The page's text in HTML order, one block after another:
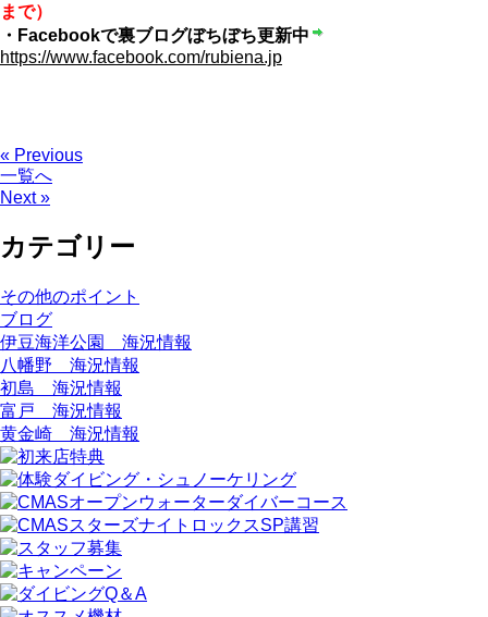
まで）
・Facebookで裏ブログぼちぼち更新中
https://www.facebook.com/rubiena.jp
« Previous
一覧へ
Next »
カテゴリー
その他のポイント
ブログ
伊豆海洋公園 海況情報
八幡野 海況情報
初島 海況情報
富戸 海況情報
黄金崎 海況情報